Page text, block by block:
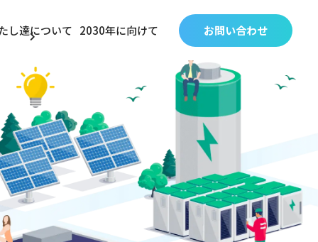
し達について 2030年に向けて お問い合わせ